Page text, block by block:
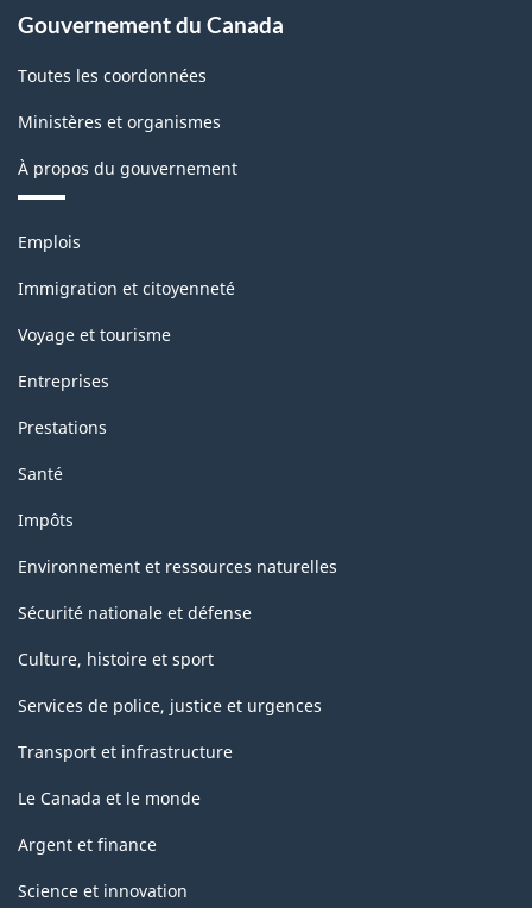
PDF,
38.65
Gouvernement du Canada
Toutes les coordonnées
Ministères et organismes
À propos du gouvernement
Thèmes
sujets
Emplois
Immigration et citoyenneté
Voyage et tourisme
Entreprises
Prestations
Santé
Impôts
Environnement et ressources naturelles
Sécurité nationale et défense
Culture, histoire et sport
Services de police, justice et urgences
Transport et infrastructure
Le Canada et le monde
Argent et finance
Science et innovation